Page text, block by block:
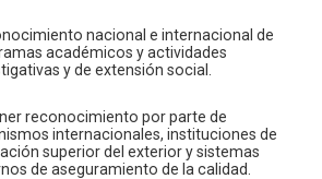
nacional e internacional de
académicos y actividades
y de extensión social.
reconocimiento por parte de
internacionales, instituciones de
superior del exterior y sistemas
de aseguramiento de la calidad.